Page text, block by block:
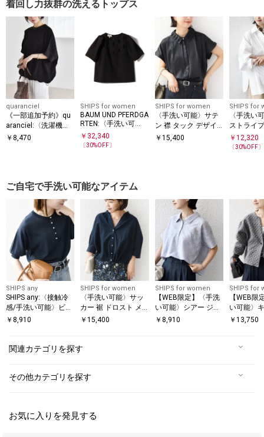
着回し力抜群の洗えるトップス
quaranciel
《一部追加予約》qu
aranciel:〈洗濯機可
能〉ライト ポンチ ハ
￥ 8,470
SHIPS for women
BAUM UND PFERDGA
RTEN:〈手洗い可
能〉CRISP TWILL BL
OUSE
￥ 32,340
〔30%OFF〕
SHIPS for women
〈手洗い可能〉サテ
ン 襟 タック デザイ
ン ブラウス
￥ 15,400
SHIPS for
〈手洗い
ストライ
リット ス
ットン シ
￥12,320
〔30%OFF〕
ご自宅で手洗い可能なアイテム
SHIPS any
SHIPS any:〈接触冷
感/手洗い可能〉ビジ
ュー ヘンリーネック
￥ 8,910
SHIPS for women
〈手洗い可能〉サッ
カー 裾 ドロスト メ
タル ボタン シャツ 2
￥15,400
SHIPS for women
【WEB限定】〈手洗
い可能〉シアー ジャ
カード ポロ 襟 ショ
￥ 8,910
SHIPS for
【WEB限
い可能〉
グ ジャカ
￥13,750
関連カテゴリを探す
その他カテゴリを探す
お気に入りを発見する